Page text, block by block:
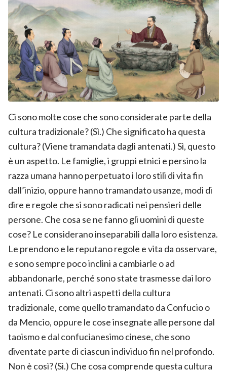
Ci sono molte cose che sono considerate parte della
cultura tradizionale? (Sì.) Che significato ha questa
cultura? (Viene tramandata dagli antenati.) Sì, questo
è un aspetto. Le famiglie, i gruppi etnici e persino la
razza umana hanno perpetuato i loro stili di vita fin
dall’inizio, oppure hanno tramandato usanze, modi di
dire e regole che si sono radicati nei pensieri delle
persone. Che cosa se ne fanno gli uomini di queste
cose? Le considerano inseparabili dalla loro esistenza.
Le prendono e le reputano regole e vita da osservare,
e sono sempre poco inclini a cambiarle o ad
abbandonarle, perché sono state trasmesse dai loro
antenati. Ci sono altri aspetti della cultura
tradizionale, come quello tramandato da Confucio o
da Mencio, oppure le cose insegnate alle persone dal
taoismo e dal confucianesimo cinese, che sono
diventate parte di ciascun individuo fin nel profondo.
Non è così? (Sì.) Che cosa comprende questa cultura